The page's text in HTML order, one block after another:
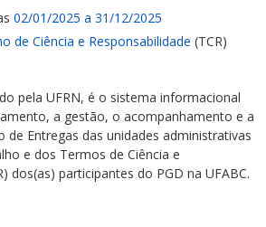
02/01/2025 a 31/12/2025
de Ciência e Responsabilidade (TCR)
pela UFRN, é o sistema informacional
a gestão, o acompanhamento e a
de Entregas das unidades administrativas
e dos Termos de Ciência e
dos(as) participantes do PGD na UFABC.